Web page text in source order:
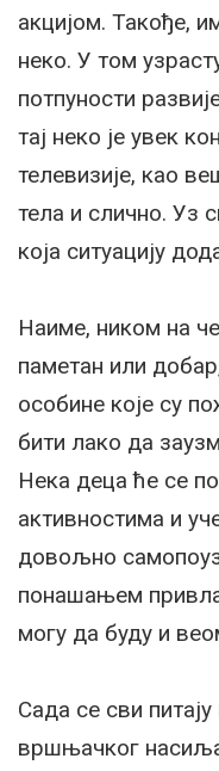
акцијом. Такође,
неко. У том
потпуности
тај неко је увек
телевизије, као
тела и слично. Уз
која ситуацију
Наиме, ником на
паметан или
особине које су
бити лако да
Нека деца ће се
активностима и
довољно
понашањем
могу да буду и
Сада се сви
вршњачког